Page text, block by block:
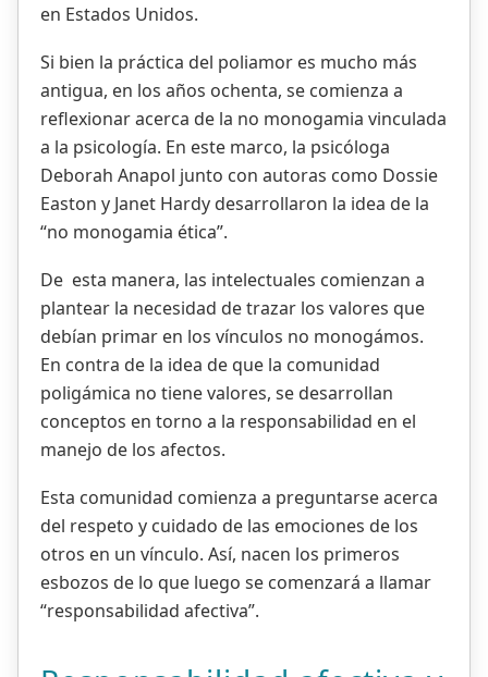
en Estados Unidos.
Si bien la práctica del poliamor es mucho más
antigua, en los años ochenta, se comienza a
reflexionar acerca de la no monogamia vinculada
a la psicología. En este marco, la psicóloga
Deborah Anapol junto con autoras como Dossie
Easton y Janet Hardy desarrollaron la idea de la
“no monogamia ética”.
De esta manera, las intelectuales comienzan a
plantear la necesidad de trazar los valores que
debían primar en los vínculos no monogámos.
En contra de la idea de que la comunidad
poligámica no tiene valores, se desarrollan
conceptos en torno a la responsabilidad en el
manejo de los afectos.
Esta comunidad comienza a preguntarse acerca
del respeto y cuidado de las emociones de los
otros en un vínculo. Así, nacen los primeros
esbozos de lo que luego se comenzará a llamar
“responsabilidad afectiva”.